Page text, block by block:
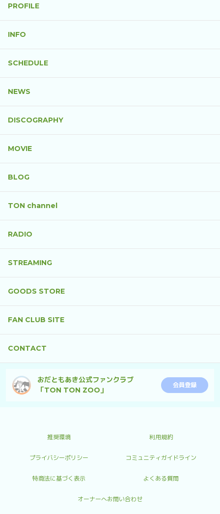
PROFILE
INFO
SCHEDULE
NEWS
DISCOGRAPHY
MOVIE
BLOG
TON channel
RADIO
STREAMING
GOODS STORE
FAN CLUB SITE
CONTACT
おだともあき公式ファンクラブ
「TON TON ZOO」
会員登録
推奨環境 利用規約
プライバシーポリシー コミュニティガイドライン
特商法に基づく表示 よくある質問
オーナーへお問い合わせ